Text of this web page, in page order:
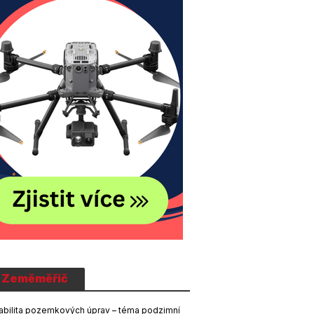
Zeměměřič
pozemkových úprav – téma podzimní